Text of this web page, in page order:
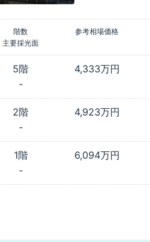
階数 参考相場価格
主要採光面
5階 4,333万円
-
2階 4,923万円
-
1階 6,094万円
-